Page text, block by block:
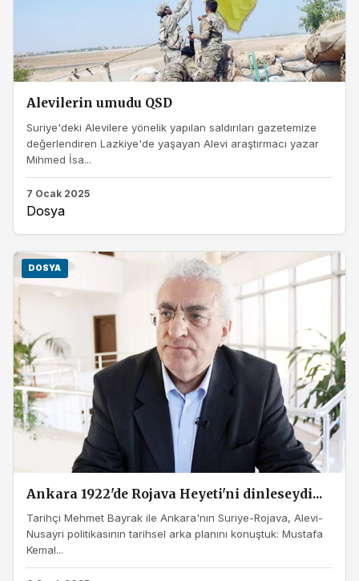
Alevilerin umudu QSD
Suriye'deki Alevilere yönelik yapılan saldırıları gazetemize
değerlendiren Lazkiye'de yaşayan Alevi araştırmacı yazar
Mihmed İsa...
7 Ocak 2025
Dosya
DOSYA
Ankara 1922'de Rojava Heyeti'ni dinleseydi...
Tarihçi Mehmet Bayrak ile Ankara'nın Suriye-Rojava, Alevi-
Nusayri politikasının tarihsel arka planını konuştuk: Mustafa
Kemal...